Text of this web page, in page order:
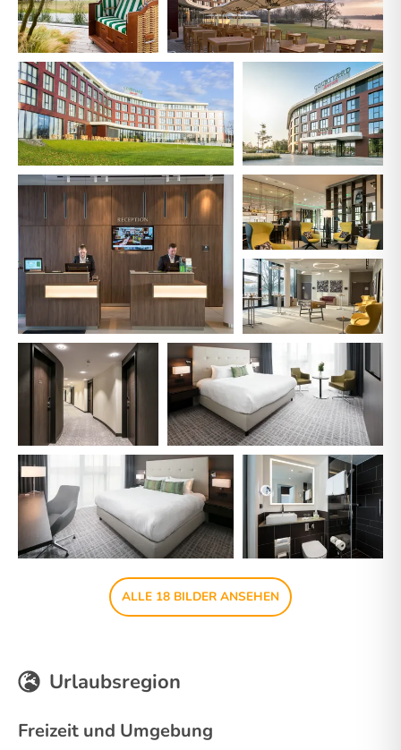
ALLE 18 BILDER ANSEHEN
Urlaubsregion
Freizeit und Umgebung